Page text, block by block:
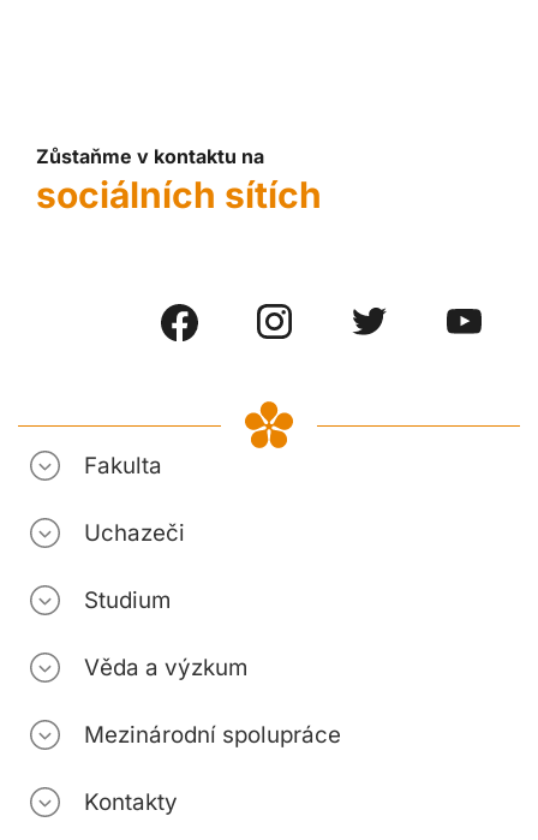
Zůstaňme v kontaktu na
sociálních sítích
Fakulta
Uchazeči
Studium
Věda a výzkum
Mezinárodní spolupráce
Kontakty